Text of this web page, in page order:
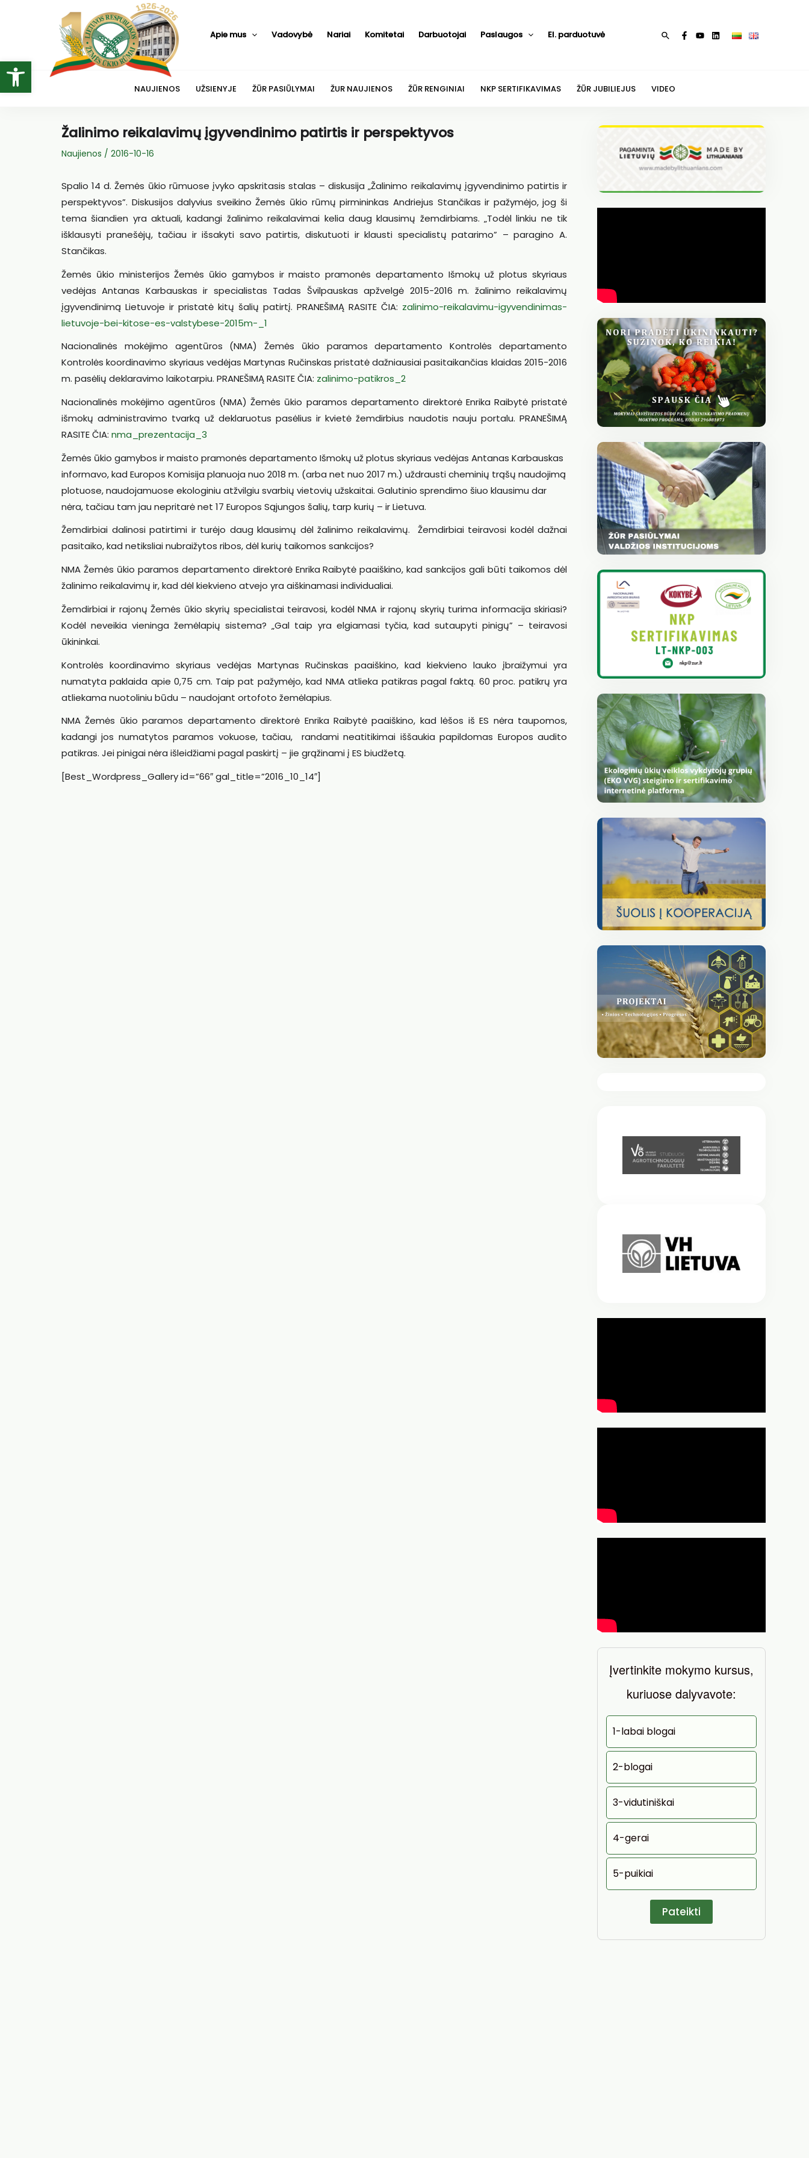
Open toolbar
Apie mus Vadovybė Nariai Komitetai Darbuotojai Paslaugos El. parduotuvė Paieška
NAUJIENOS UŽSIENYJE ŽŪR PASIŪLYMAI ŽUR NAUJIENOS ŽŪR RENGINIAI NKP SERTIFIKAVIMAS ŽŪR JUBILIEJUS VIDEO
Žalinimo reikalavimų įgyvendinimo patirtis ir perspektyvos
Naujienos / 2016-10-16
Spalio 14 d. Žemės ūkio rūmuose įvyko apskritasis stalas – diskusija „Žalinimo reikalavimų įgyvendinimo patirtis ir
perspektyvos”. Diskusijos dalyvius sveikino Žemės ūkio rūmų pirmininkas Andriejus Stančikas ir pažymėjo, jog ši
tema šiandien yra aktuali, kadangi žalinimo reikalavimai kelia daug klausimų žemdirbiams. „Todėl linkiu ne tik
išklausyti pranešėjų, tačiau ir išsakyti savo patirtis, diskutuoti ir klausti specialistų patarimo” – paragino A.
Stančikas.
Žemės ūkio ministerijos Žemės ūkio gamybos ir maisto pramonės departamento Išmokų už plotus skyriaus
vedėjas Antanas Karbauskas ir specialistas Tadas Švilpauskas apžvelgė 2015-2016 m. žalinimo reikalavimų
įgyvendinimą Lietuvoje ir pristatė kitų šalių patirtį. PRANEŠIMĄ RASITE ČIA: zalinimo-reikalavimu-igyvendinimas-
lietuvoje-bei-kitose-es-valstybese-2015m-_1
Nacionalinės mokėjimo agentūros (NMA) Žemės ūkio paramos departamento Kontrolės departamento
Kontrolės koordinavimo skyriaus vedėjas Martynas Ručinskas pristatė dažniausiai pasitaikančias klaidas 2015-2016
m. pasėlių deklaravimo laikotarpiu. PRANEŠIMĄ RASITE ČIA: zalinimo-patikros_2
Nacionalinės mokėjimo agentūros (NMA) Žemės ūkio paramos departamento direktorė Enrika Raibytė pristatė
išmokų administravimo tvarką už deklaruotus pasėlius ir kvietė žemdirbius naudotis nauju portalu. PRANEŠIMĄ
RASITE ČIA: nma_prezentacija_3
Žemės ūkio gamybos ir maisto pramonės departamento Išmokų už plotus skyriaus vedėjas Antanas Karbauskas
informavo, kad Europos Komisija planuoja nuo 2018 m. (arba net nuo 2017 m.) uždrausti cheminių trąšų naudojimą
plotuose, naudojamuose ekologiniu atžvilgiu svarbių vietovių užskaitai. Galutinio sprendimo šiuo klausimu dar
nėra, tačiau tam jau nepritarė net 17 Europos Sąjungos šalių, tarp kurių – ir Lietuva.
Žemdirbiai dalinosi patirtimi ir turėjo daug klausimų dėl žalinimo reikalavimų. Žemdirbiai teiravosi kodėl dažnai
pasitaiko, kad netiksliai nubraižytos ribos, dėl kurių taikomos sankcijos?
NMA Žemės ūkio paramos departamento direktorė Enrika Raibytė paaiškino, kad sankcijos gali būti taikomos dėl
žalinimo reikalavimų ir, kad dėl kiekvieno atvejo yra aiškinamasi individualiai.
Žemdirbiai ir rajonų Žemės ūkio skyrių specialistai teiravosi, kodėl NMA ir rajonų skyrių turima informacija skiriasi?
Kodėl neveikia vieninga žemėlapių sistema? „Gal taip yra elgiamasi tyčia, kad sutaupyti pinigų” – teiravosi
ūkininkai.
Kontrolės koordinavimo skyriaus vedėjas Martynas Ručinskas paaiškino, kad kiekvieno lauko įbraižymui yra
numatyta paklaida apie 0,75 cm. Taip pat pažymėjo, kad NMA atlieka patikras pagal faktą. 60 proc. patikrų yra
atliekama nuotoliniu būdu – naudojant ortofoto žemėlapius.
NMA Žemės ūkio paramos departamento direktorė Enrika Raibytė paaiškino, kad lėšos iš ES nėra taupomos,
kadangi jos numatytos paramos vokuose, tačiau, randami neatitikimai iššaukia papildomas Europos audito
patikras. Jei pinigai nėra išleidžiami pagal paskirtį – jie grąžinami į ES biudžetą.
[Best_Wordpress_Gallery id=”66″ gal_title=”2016_10_14″]
Įvertinkite mokymo kursus,
kuriuose dalyvavote:
1-labai blogai
2-blogai
3-vidutiniškai
4-gerai
5-puikiai